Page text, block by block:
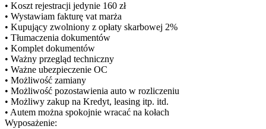
• Koszt rejestracji jedynie 160 zł
• Wystawiam fakturę vat marża
• Kupujący zwolniony z opłaty skarbowej 2%
• Tłumaczenia dokumentów
• Komplet dokumentów
• Ważny przegląd techniczny
• Ważne ubezpieczenie OC
• Możliwość zamiany
• Możliwość pozostawienia auto w rozliczeniu
• Możliwy zakup na Kredyt, leasing itp. itd.
• Autem można spokojnie wracać na kołach
Wyposażenie: